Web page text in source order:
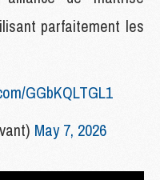
parfaitement les
GGbKQLTGL1
May 7, 2026